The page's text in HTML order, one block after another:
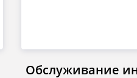
Обслуживание